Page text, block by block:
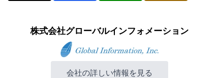
株式会社グローバルインフォメーション
会社の詳しい情報を見る